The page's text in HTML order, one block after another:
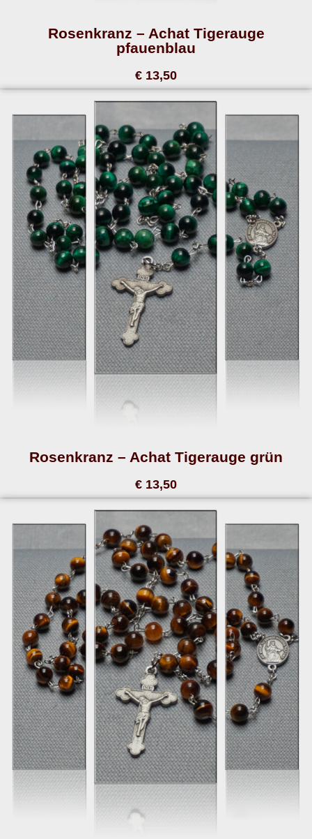
Rosenkranz – Achat Tigerauge
pfauenblau
€ 13,50
Rosenkranz – Achat Tigerauge grün
€ 13,50